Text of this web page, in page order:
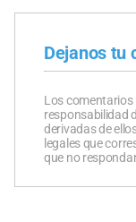
Dejanos tu
Los comentarios
responsabilidad
derivadas de
legales que
que no